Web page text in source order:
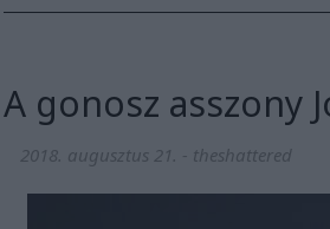
A gonosz asszony
2018. augusztus 21. - theshattered